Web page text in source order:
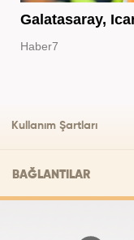
Galatasaray,
Haber7
Kullanım Şartları
BAĞLANTILAR